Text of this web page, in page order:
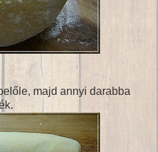
majd annyi darabba